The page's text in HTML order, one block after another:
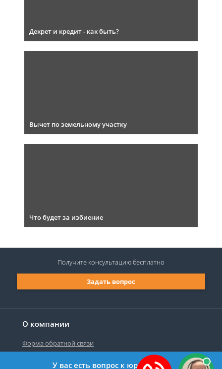
Декрет и кредит - как быть?
Вычет по земельному участку
Что будет за избиение
О компании
Форма обратной связи
Задать вопрос
Получите консультациюбесплатно
У вас есть вопрос к юристу?